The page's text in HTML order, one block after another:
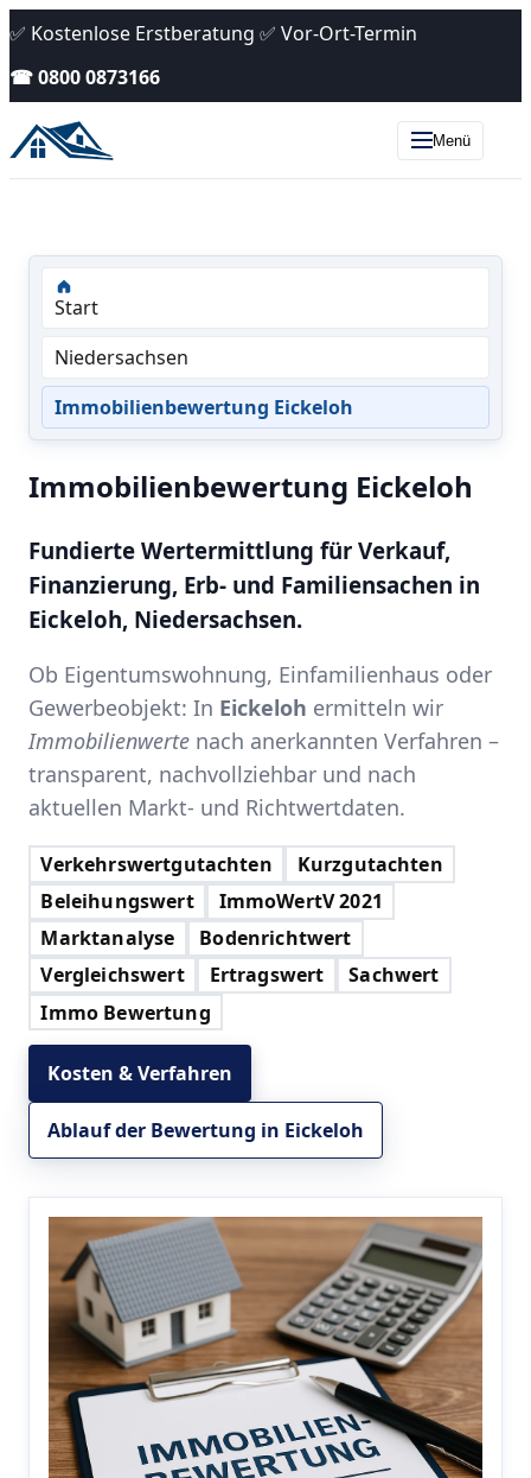
✅ Kostenlose Erstberatung ✅ Vor-Ort-Termin
☎ 0800 0873166
Menü
Start
Niedersachsen
Immobilienbewertung Eickeloh
Immobilienbewertung Eickeloh
Fundierte Wertermittlung für Verkauf,
Finanzierung, Erb- und Familiensachen in
Eickeloh, Niedersachsen.
Ob Eigentumswohnung, Einfamilienhaus oder
Gewerbeobjekt: In Eickeloh ermitteln wir
Immobilienwerte nach anerkannten Verfahren –
transparent, nachvollziehbar und nach
aktuellen Markt- und Richtwertdaten.
Verkehrswertgutachten
Kurzgutachten
Beleihungswert
ImmoWertV 2021
Marktanalyse
Bodenrichtwert
Vergleichswert
Ertragswert
Sachwert
Immo Bewertung
Kosten & Verfahren
Ablauf der Bewertung in Eickeloh